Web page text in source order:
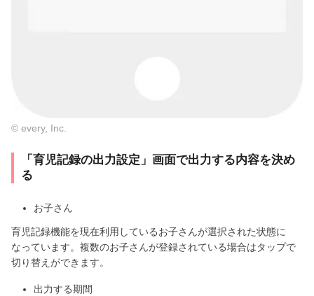
© every, Inc.
「育児記録の出力設定」画面で出力する内容を決め
る
お子さん
育児記録機能を現在利用しているお子さんが選択された状態に
なっています。複数のお子さんが登録されている場合はタップで
切り替えができます。
出力する期間